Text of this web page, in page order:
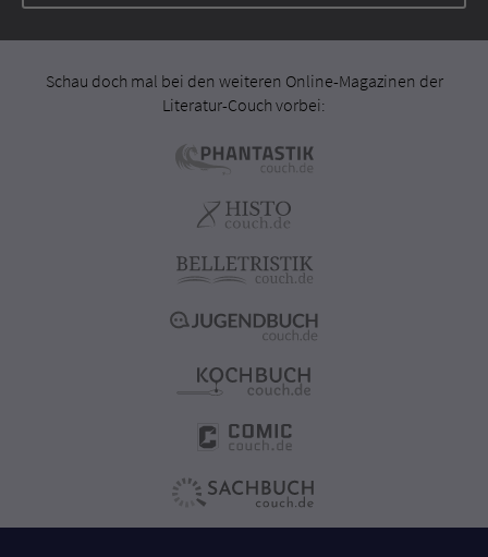
Schau doch mal bei den weiteren Online-Magazinen der
Literatur-Couch vorbei: